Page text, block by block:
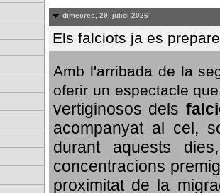
dimecres, 29. juliol 2026
Els falciots ja es
Amb l'arribada de la
oferir un espectacle
vertiginosos dels
acompanyat al cel,
durant aquests
concentracions
proximitat de la